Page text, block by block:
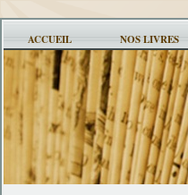
ACCUEIL NOS LIVRES